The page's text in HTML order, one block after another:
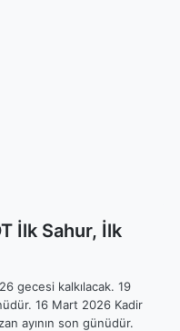
İlk Sahur, İlk
gecesi kalkılacak. 19
16 Mart 2026 Kadir
ayının son günüdür.